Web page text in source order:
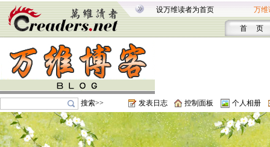
设万维读者为首页 万维
首 页
搜索>> 发表日志 控制面板 个人相册